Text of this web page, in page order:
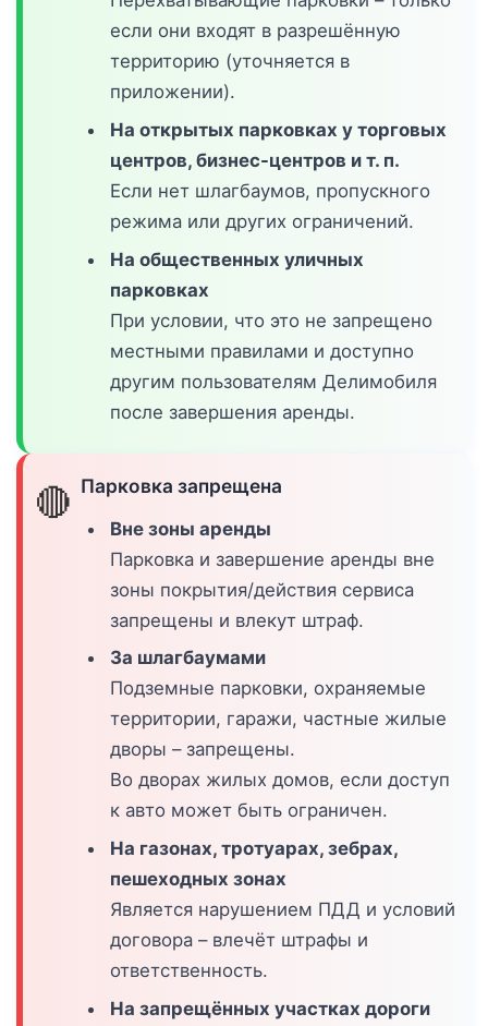
если они входят в разрешённую
территорию (уточняется в
приложении).
На открытых парковках у торговых
центров, бизнес-центров и т. п.
Если нет шлагбаумов, пропускного
режима или других ограничений.
На общественных уличных
парковках
При условии, что это не запрещено
местными правилами и доступно
другим пользователям Делимобиля
после завершения аренды.
🔴 Парковка запрещена
Вне зоны аренды
Парковка и завершение аренды вне
зоны покрытия/действия сервиса
запрещены и влекут штраф.
За шлагбаумами
Подземные парковки, охраняемые
территории, гаражи, частные жилые
дворы – запрещены.
Во дворах жилых домов, если доступ
к авто может быть ограничен.
На газонах, тротуарах, зебрах,
пешеходных зонах
Является нарушением ПДД и условий
договора – влечёт штрафы и
ответственность.
На запрещённых участках дороги